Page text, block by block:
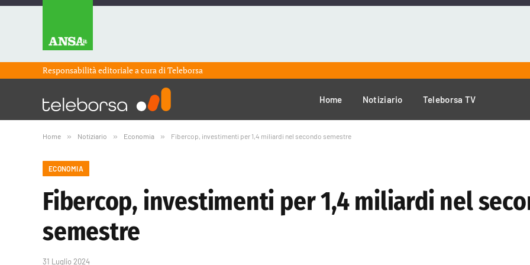
Responsabilità editoriale a cura diTeleborsa
Home Notiziario Teleborsa TV
Home » Notiziario » Economia » Fibercop, investimenti per 1,4 miliardi nel secondo semestre
ECONOMIA
Fibercop, investimenti per 1,4 miliardi nel
semestre
31 Luglio 2024